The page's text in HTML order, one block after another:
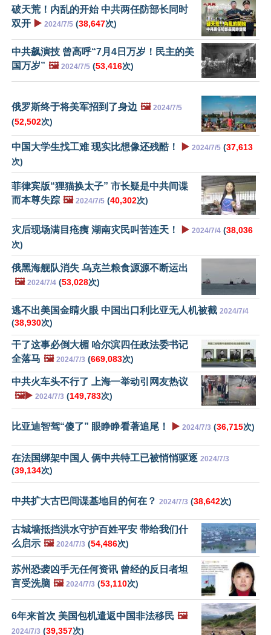
破天荒！内乱的开始 中共两任防部长同时
双开 ▶️ 2024/7/5 (38,647次)
中共飙演技 曾高呼“7月4日万岁！民主的美
国万岁” 🖼️ 2024/7/5 (53,416次)
俄罗斯终于将美军招到了身边 🖼️ 2024/7/5
(52,502次)
中国大学生找工难 现实比想像还残酷！ ▶️ 2024/7/5 (37,613
次)
菲律宾版“狸猫换太子” 市长疑是中共间谍
而本尊失踪 🖼️ 2024/7/5 (40,302次)
灾后现场满目疮痍 湖南灾民叫苦连天！ ▶️ 2024/7/4 (38,036
次)
俄黑海舰队消失 乌克兰粮食源源不断运出
🖼️ 2024/7/4 (53,028次)
逃不出美国金睛火眼 中国出口利比亚无人机被截 2024/7/4
(38,930次)
干了这事必倒大楣 哈尔滨四任政法委书记
全落马 🖼️ 2024/7/3 (669,083次)
中共火车头不行了 上海一举动引网友热议
🖼️▶️ 2024/7/3 (149,783次)
比亚迪智驾“傻了” 眼睁睁看著追尾！ ▶️ 2024/7/3 (36,715次)
在法国绑架中国人 俩中共特工已被悄悄驱逐 2024/7/3
(39,134次)
中共扩大古巴间谍基地目的何在？ 2024/7/3 (38,642次)
古城墙抵挡洪水守护百姓平安 带给我们什
么启示 🖼️ 2024/7/3 (54,486次)
苏州恐袭凶手无任何资讯 曾经的反日者坦
言受洗脑 🖼️ 2024/7/3 (53,110次)
6年来首次 美国包机遣返中国非法移民 🖼️
2024/7/3 (39,357次)